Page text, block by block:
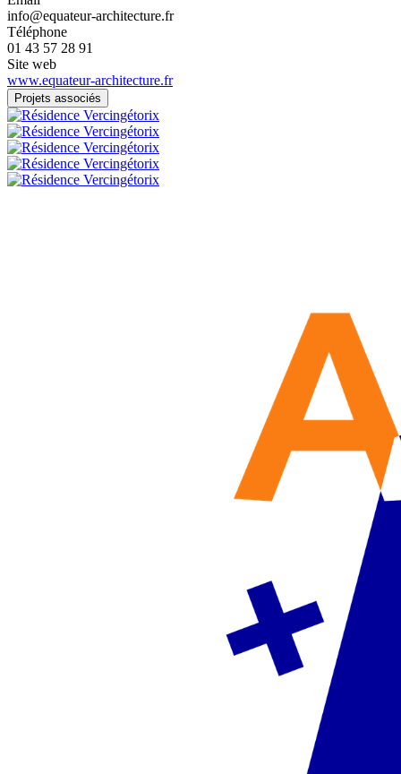
info@equateur-architecture.fr
Téléphone
01 43 57 28 91
Site web
www.equateur-architecture.fr
Projets associés